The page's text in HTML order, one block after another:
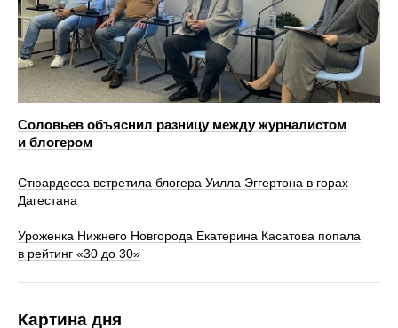
Соловьев объяснил разницу между журналистом
и блогером
Стюардесса встретила блогера Уилла Эггертона в горах
Дагестана
Уроженка Нижнего Новгорода Екатерина Касатова попала
в рейтинг «30 до 30»
Картина дня